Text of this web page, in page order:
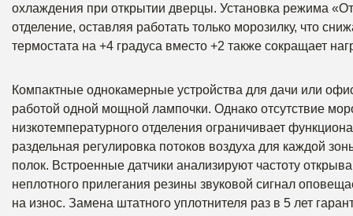
охлаждения при открытии дверцы. Установка режима
отделение, оставляя работать только морозилку, что
термостата на +4 градуса вместо +2 также сокращает
Компактные однокамерные устройства для дачи или
работой одной мощной лампочки. Однако отсутствие
низкотемпературного отделения ограничивает
раздельная регулировка потоков воздуха для каждой
полок. Встроенные датчики анализируют частоту
неплотного прилегания резины звуковой сигнал
на износ. Замена штатного уплотнителя раз в 5 лет